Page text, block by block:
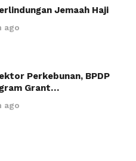
Jemaah Haji
ago
Perkebunan, BPDP
Grant…
ago